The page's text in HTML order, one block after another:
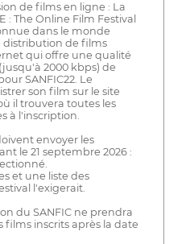
de films en ligne : La
: The Online Film Festival
dans le monde
distribution de films
qui offre une qualité
2000 kbps) de
SANFIC22. Le
son film sur le site
il trouvera toutes les
à l'inscription.
envoyer les
le 21 septembre 2026 :
et une liste des
l'exigerait.
du SANFIC ne prendra
films inscrits après la date